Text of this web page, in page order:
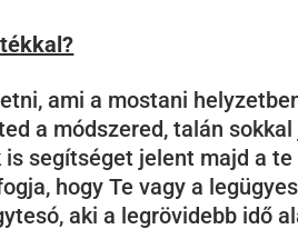
ami a mostani
a módszered, talán
segítséget jelent majd a te
hogy Te vagy a
aki a legrövidebb idő